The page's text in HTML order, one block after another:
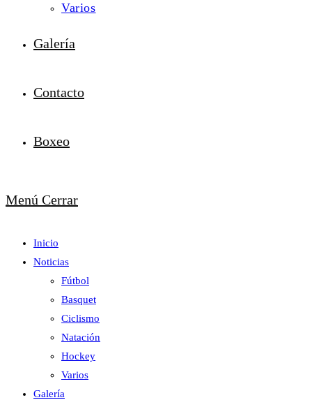
Varios
Galería
Contacto
Boxeo
Menú Cerrar
Inicio
Noticias
Fútbol
Basquet
Ciclismo
Natación
Hockey
Varios
Galería